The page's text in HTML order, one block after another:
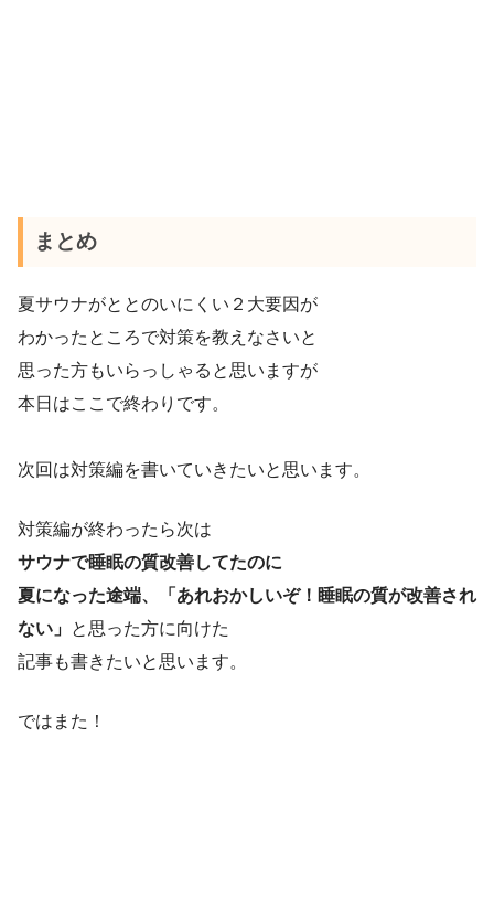
まとめ
夏サウナがととのいにくい２大要因が
わかったところで対策を教えなさいと
思った方もいらっしゃると思いますが
本日はここで終わりです。
次回は対策編を書いていきたいと思います。
対策編が終わったら次は
サウナで睡眠の質改善してたのに
夏になった途端、「あれおかしいぞ！睡眠の質が改善され
ない」 と思った方に向けた
記事も書きたいと思います。
ではまた！